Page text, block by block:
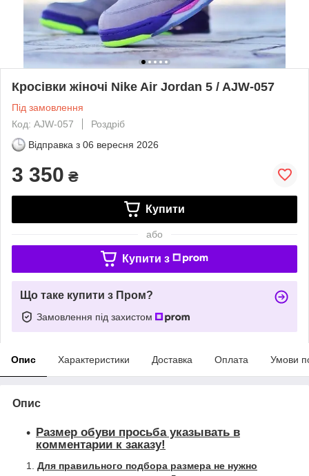
Кросівки жіночі Nike Air Jordan 5 / AJW-057
Під замовлення
Код: AJW-057
Роздріб
Відправка з 06 вересня 2026
3 350 ₴
Купити
або
Купити з
Що таке купити з Пром?
Замовлення під захистом
Опис Характеристики Доставка Оплата Умови
Опис
Размер обуви просьба указывать в
комментарии к заказу!
Для правильного подбора размера не нужно